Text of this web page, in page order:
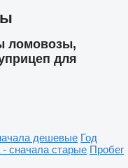
ломовозы,
для
дешевые Год
- сначала старые Пробег